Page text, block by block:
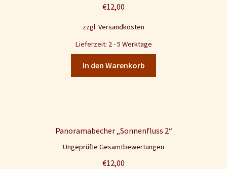
€12,00
zzgl. Versandkosten
Lieferzeit: 2 - 5 Werktage
In den Warenkorb
Panoramabecher „Sonnenfluss 2“
Ungeprüfte Gesamtbewertungen
€12,00